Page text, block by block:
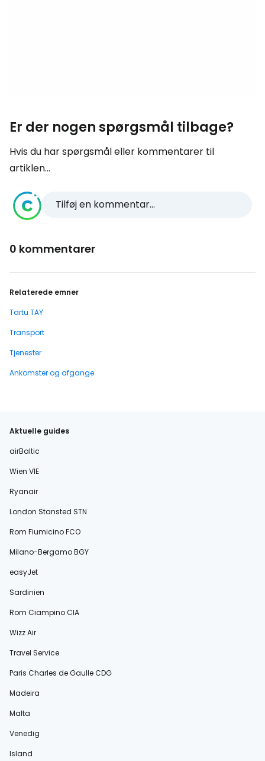
Er der nogen spørgsmål tilbage?
Hvis du har spørgsmål eller kommentarer til
artiklen...
Tilføj en kommentar...
0 kommentarer
Relaterede emner
Tartu TAY
Transport
Tjenester
Ankomster og afgange
Aktuelle guides
airBaltic
Wien VIE
Ryanair
London Stansted STN
Rom Fiumicino FCO
Milano-Bergamo BGY
easyJet
Sardinien
Rom Ciampino CIA
Wizz Air
Travel Service
Paris Charles de Gaulle CDG
Madeira
Malta
Venedig
Island